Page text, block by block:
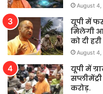
August
यूपी में
मिलेगी
को दी
August
यूपी में
करोड़.